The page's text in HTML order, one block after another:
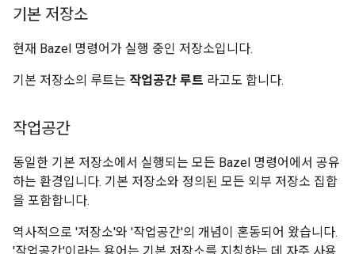
기본 저장소
현재 Bazel 명령어가 실행 중인 저장소입니다.
기본 저장소의 루트는 작업공간 루트 라고도 합니다.
작업공간
동일한 기본 저장소에서 실행되는 모든 Bazel 명령어에서 공유
하는 환경입니다. 기본 저장소와 정의된 모든 외부 저장소 집합
을 포함합니다.
역사적으로 '저장소'와 '작업공간'의 개념이 혼동되어 왔습니다.